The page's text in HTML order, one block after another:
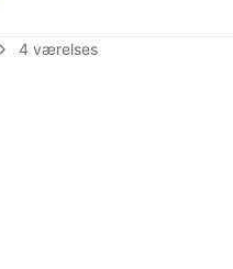
4 værelses